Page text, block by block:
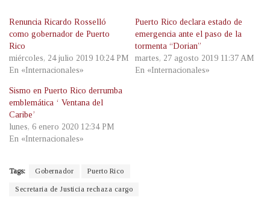
Renuncia Ricardo Rosselló
como gobernador de Puerto
Rico
miércoles, 24 julio 2019 10:24 PM
En «Internacionales»
Puerto Rico declara estado de
emergencia ante el paso de la
tormenta “Dorian”
martes, 27 agosto 2019 11:37 AM
En «Internacionales»
Sismo en Puerto Rico derrumba
emblemática ‘ Ventana del
Caribe’
lunes, 6 enero 2020 12:34 PM
En «Internacionales»
Tags: Gobernador Puerto Rico
Secretaria de Justicia rechaza cargo